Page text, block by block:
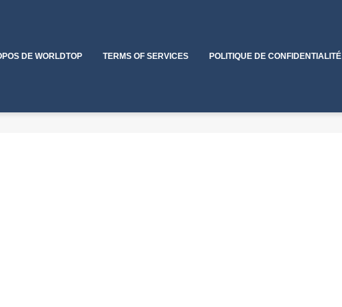
DE WORLDTOP TERMS OF SERVICES POLITIQUE DE CONFIDENTIALITÉ